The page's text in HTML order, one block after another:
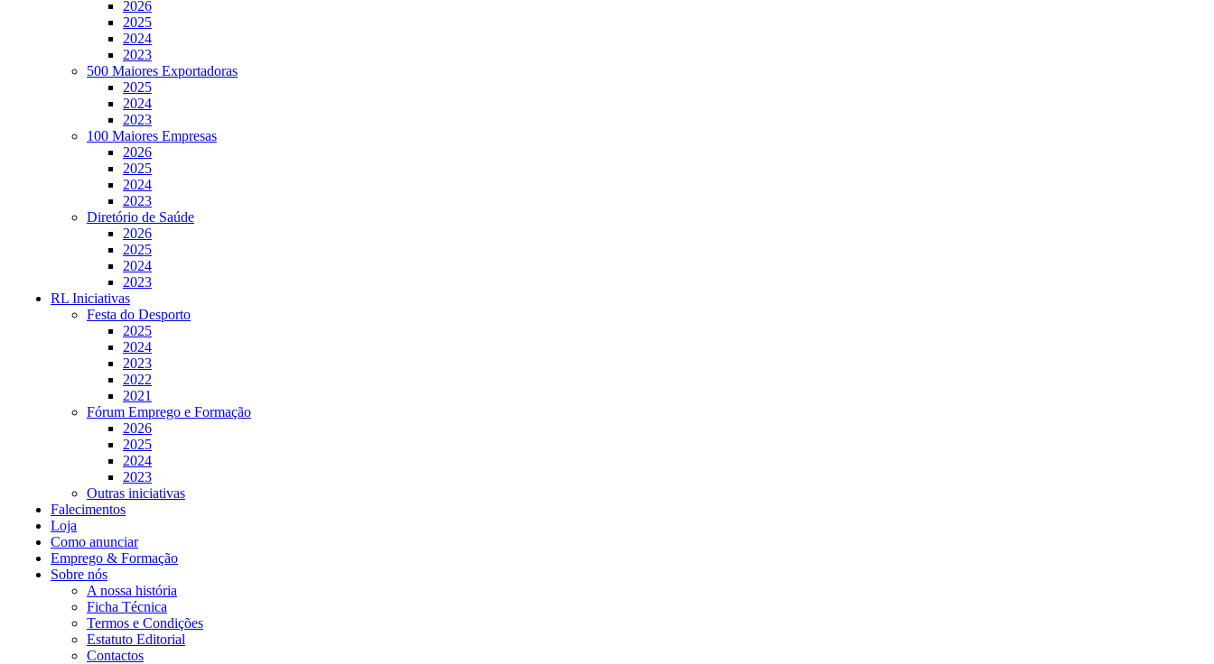
2026
2025
2024
2023
500 Maiores Exportadoras
2025
2024
2023
100 Maiores Empresas
2026
2025
2024
2023
Diretório de Saúde
2026
2025
2024
2023
RL Iniciativas
Festa do Desporto
2025
2024
2023
2022
2021
Fórum Emprego e Formação
2026
2025
2024
2023
Outras iniciativas
Falecimentos
Loja
Como anunciar
Emprego & Formação
Sobre nós
A nossa história
Ficha Técnica
Termos e Condições
Estatuto Editorial
Contactos